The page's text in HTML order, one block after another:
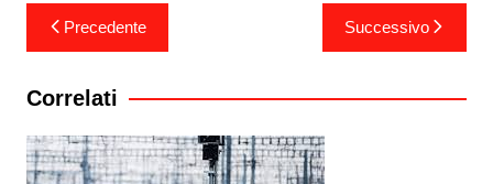
Navigazione
articoli
Precedente Successivo
Correlati